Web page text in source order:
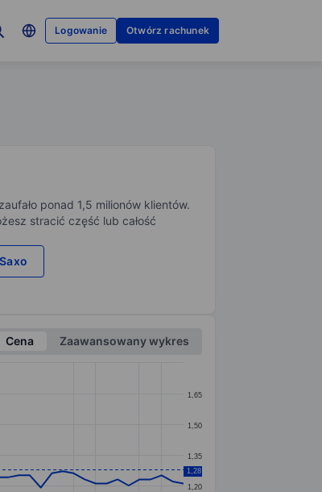
Logowanie Otwórz rachunek
ponad 1,5 milionów klientów.
stracić część lub całość
Cena
Zaawansowany wykres
1,20
1,35
1,50
1,65
1,28